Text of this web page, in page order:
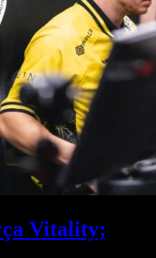
Vitality;